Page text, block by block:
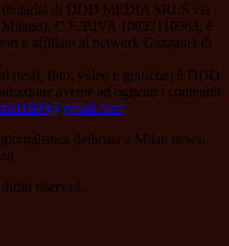
di DDD MEDIA SRLS via
C.F./P.IVA 10837110963, è
e affiliato al network Gazzanet di
(testi, foto, video e grafiche) è DDD
avente ad oggetto i contenuti
dedicata a Milan news,
riservati.